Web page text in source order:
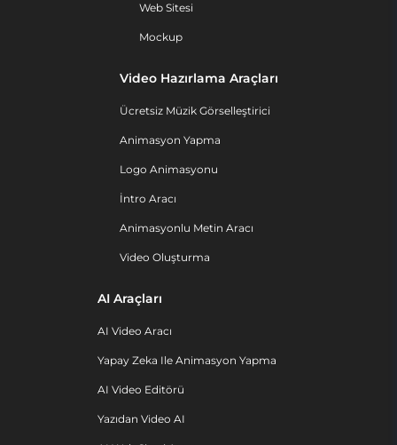
Web Sitesi
Mockup
Video Hazırlama Araçları
Ücretsiz Müzik Görselleştirici
Animasyon Yapma
Logo Animasyonu
İntro Aracı
Animasyonlu Metin Aracı
Video Oluşturma
AI Araçları
AI Video Aracı
Yapay Zeka Ile Animasyon Yapma
AI Video Editörü
Yazıdan Video AI